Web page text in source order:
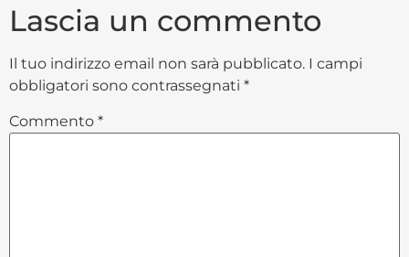
Lascia un commento
Il tuo indirizzo email non sarà pubblicato. I campi
obbligatori sono contrassegnati *
Commento *